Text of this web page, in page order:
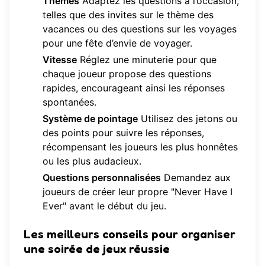
telles que des invites sur le thème des
vacances ou des questions sur les voyages
pour une fête d’envie de voyager.
Vitesse Réglez une minuterie pour que
chaque joueur propose des questions
rapides, encourageant ainsi les réponses
spontanées.
Système de pointage Utilisez des jetons ou
des points pour suivre les réponses,
récompensant les joueurs les plus honnêtes
ou les plus audacieux.
Questions personnalisées Demandez aux
joueurs de créer leur propre "Never Have I
Ever" avant le début du jeu.
Les meilleurs conseils pour organiser
une soirée de jeux réussie